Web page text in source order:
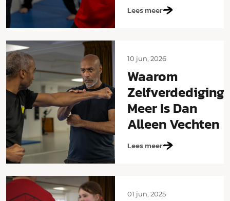
Lees meer
10 jun, 2026
Waarom
Zelfverdediging
Meer Is Dan
Alleen Vechten
Lees meer
01 jun, 2025